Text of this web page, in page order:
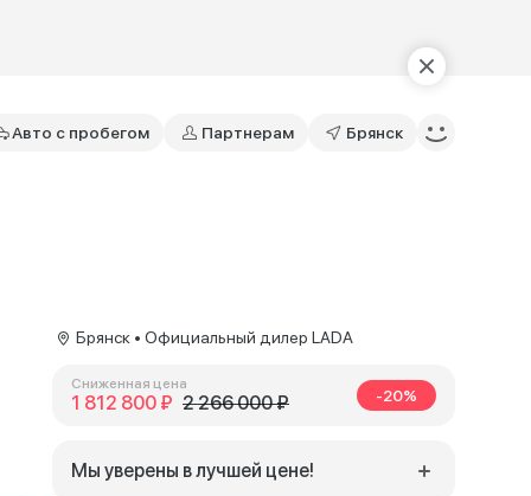
Авто с пробегом Партнерам Брянск
Брянск • Официальный дилер LADA
Сниженная цена
1 812 800 ₽ 2 266 000 ₽ -20%
Мы уверены в лучшей цене!